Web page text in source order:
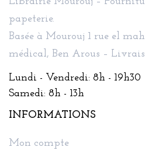
papeterie.
Basée à Mourouj 1 rue el
médical, Ben Arous –
Lundi - Vendredi: 8h - 19h30
Samedi: 8h - 13h
INFORMATIONS
Mon compte